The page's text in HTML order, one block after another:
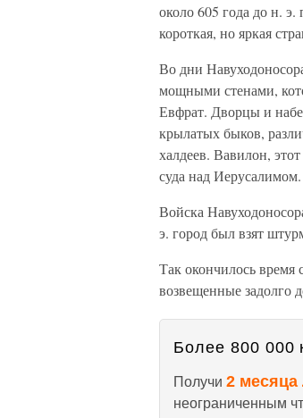
около 605 года до н.
короткая, но яркая
Во дни
мощными стенами,
Евфрат. Дворцы и
крылатых быков,
халдеев. Вавилон,
суда над Иерусалимом.
Войска
э. город был взят
Так окончилось время
возвещенные задолго
Более 800 000
Получи 2 месяца
неограниченным